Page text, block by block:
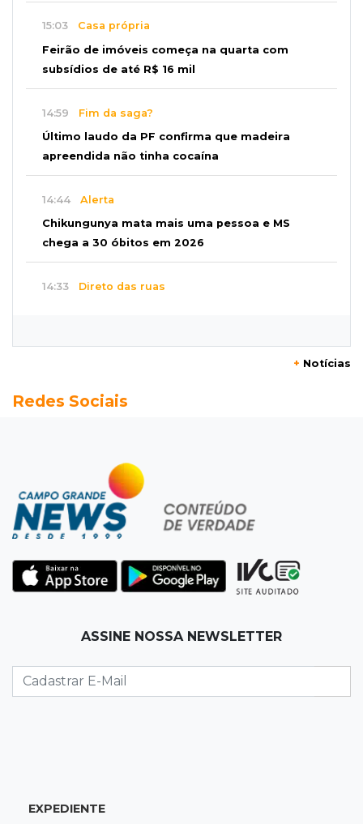
15:03 Casa própria
Feirão de imóveis começa na quarta com
subsídios de até R$ 16 mil
14:59 Fim da saga?
Último laudo da PF confirma que madeira
apreendida não tinha cocaína
14:44 Alerta
Chikungunya mata mais uma pessoa e MS
chega a 30 óbitos em 2026
14:33 Direto das ruas
Gracyanne Barbosa se reconcilia com o pai em
R$ 200 mil
Operação descobre desvio de quase 100
toneladas de soja em MS
Obra do novo plenário da Assembleia chega a
10% e prevê 5 gabinetes extras
Coisa de brasileiro
mensagens do Pix
13:39Indústria e empregos
+ Notícias
Redes Sociais
ASSINE NOSSA NEWSLETTER
EXPEDIENTE